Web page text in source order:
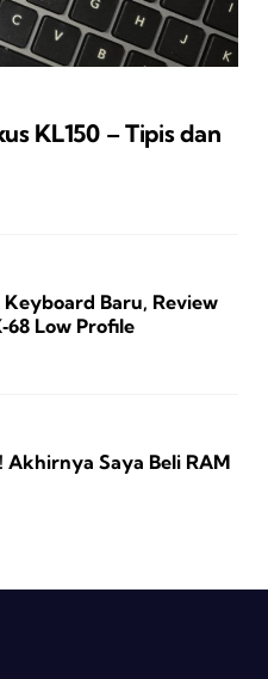
KL150 – Tipis dan
Baru, Review
Low Profile
Akhirnya Saya Beli RAM